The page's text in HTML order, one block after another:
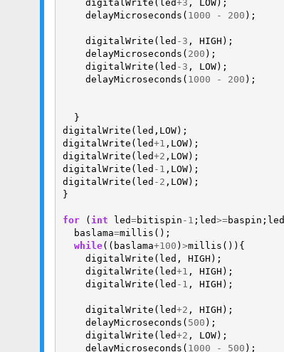
digitalWrite ( led+3 , LOW);
delayMicroseconds ( 1000 - 200 );
digitalWrite ( led - 3 , HIGH );
delayMicroseconds ( 200 );
digitalWrite ( led - 3 , LOW);
delayMicroseconds ( 1000 - 200 );
}
digitalWrite ( led , LOW);
digitalWrite ( led+1 , LOW);
digitalWrite ( led+2 , LOW);
digitalWrite ( led - 1 , LOW);
digitalWrite ( led - 2 , LOW);
}
for ( int led=bitispin - 1 ; led>=baspin ; led
baslama=millis ();
while(( baslama+100 ) >millis ()){
digitalWrite ( led , HIGH );
digitalWrite ( led+1 , HIGH );
digitalWrite ( led - 1 , HIGH );
digitalWrite ( led+2 , HIGH );
delayMicroseconds ( 500 );
digitalWrite ( led+2 , LOW);
delayMicroseconds ( 1000 - 500 );